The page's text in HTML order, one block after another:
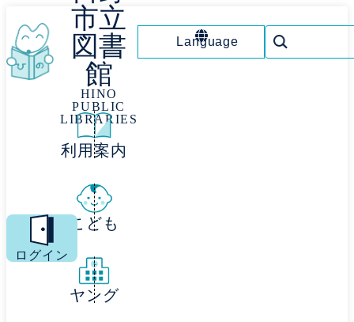
市立
図書
館
HINO
PUBLIC
LIBRARIES
Language
MENU
ログイン
利用案内
こども
ヤング